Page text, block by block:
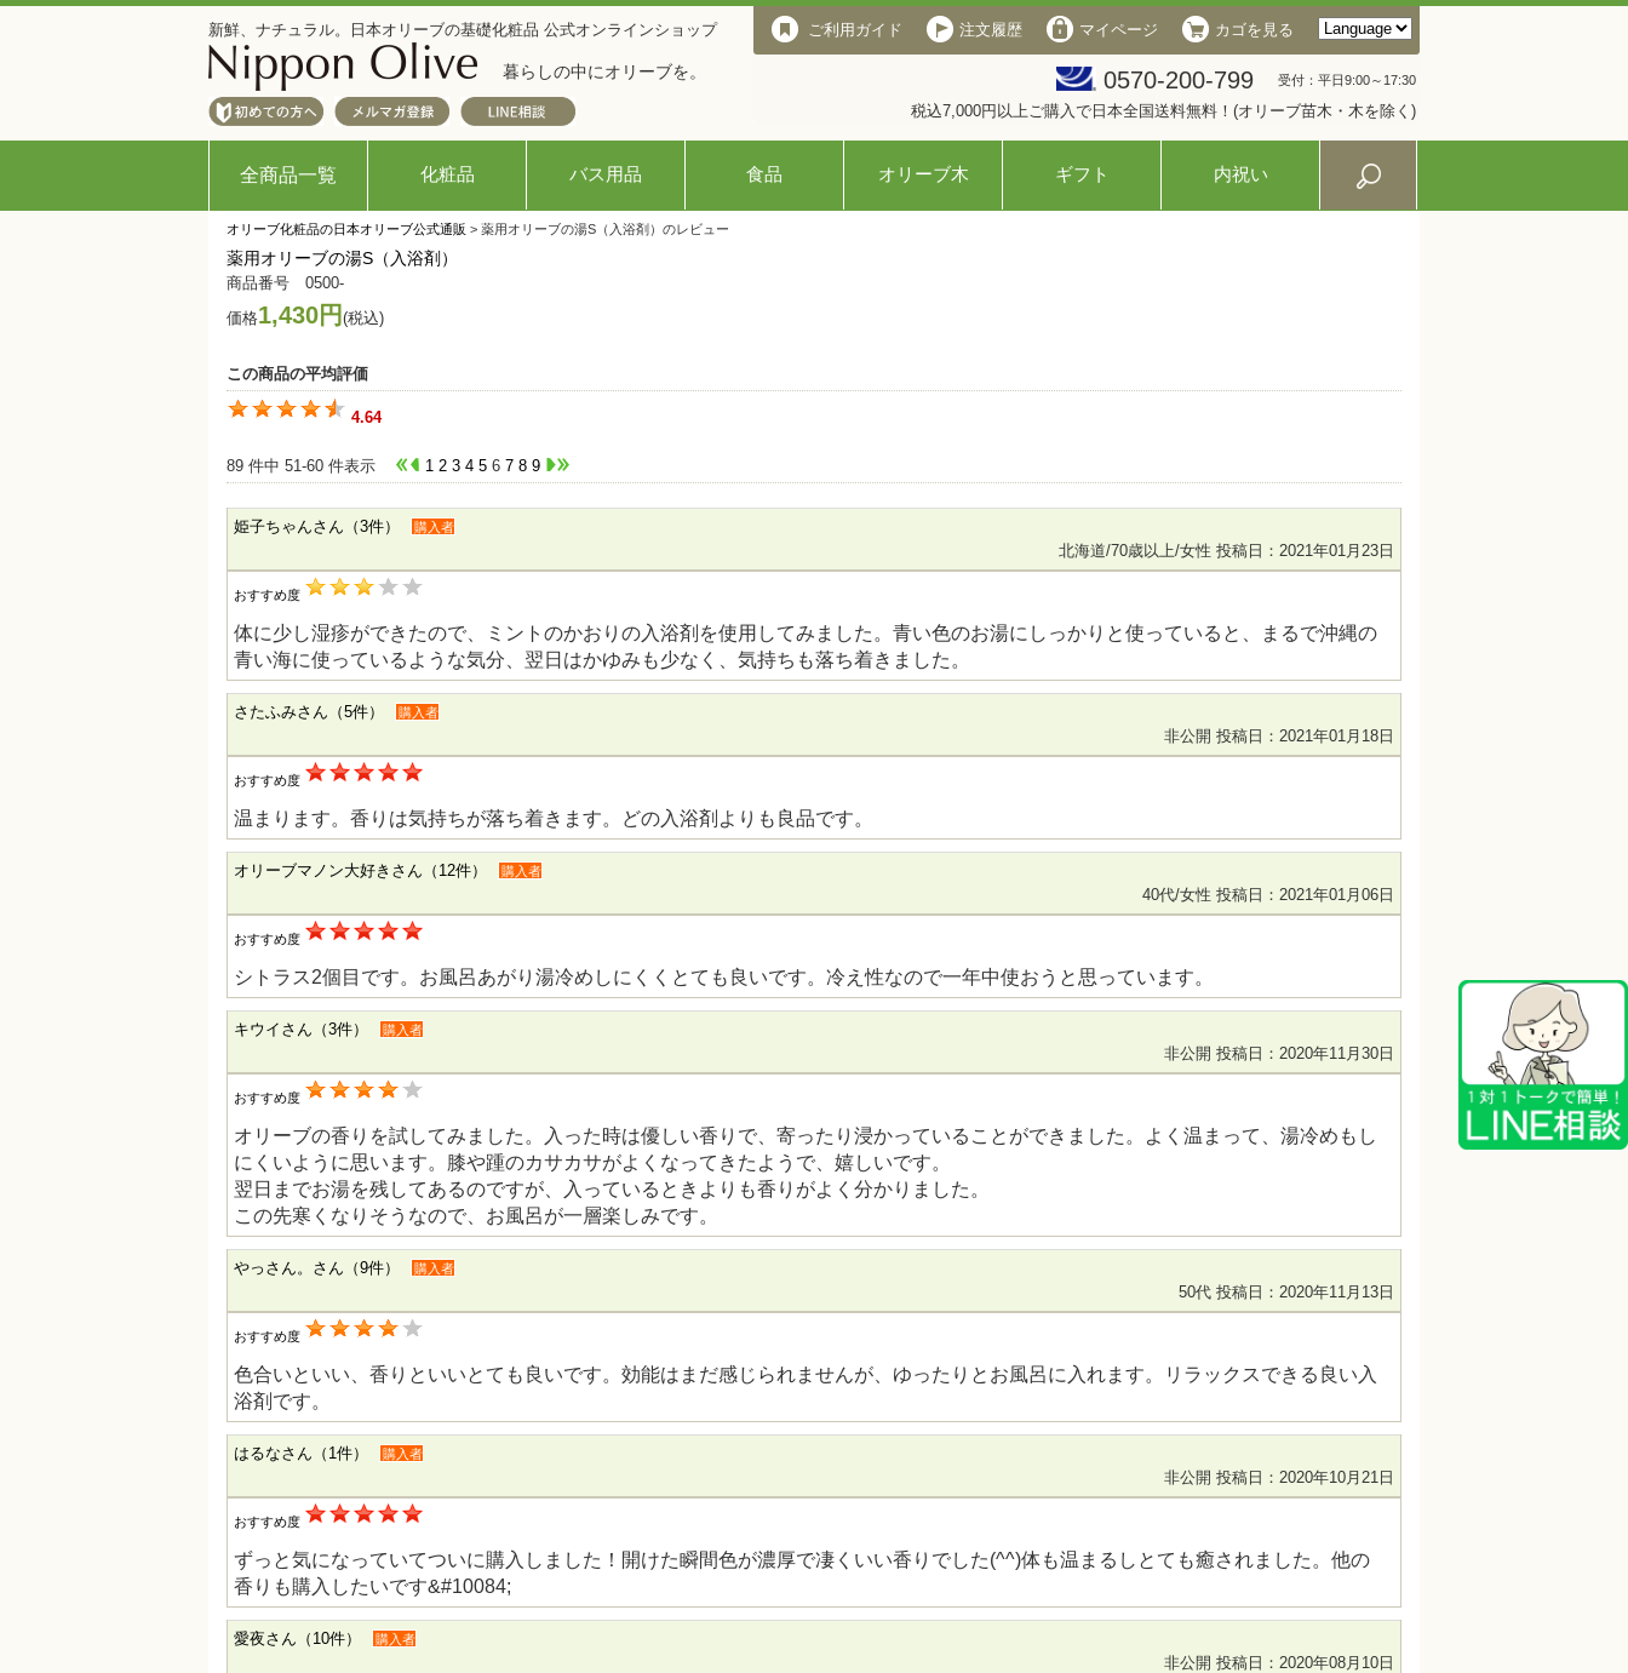
新鮮、ナチュラル。日本オリーブの基礎化粧品 公式オンラインショップ
暮らしの中にオリーブを。
ご利用ガイド 注文履歴 マイページ カゴを見る
0570-200-799 受付：平日9:00～17:30
税込7,000円以上ご購入で日本全国送料無料！(オリーブ苗木・木を除く)
全商品一覧 化粧品 バス用品 食品 オリーブ木 ギフト 内祝い
オリーブ化粧品の日本オリーブ公式通販 > 薬用オリーブの湯S（入浴剤）のレビュー
薬用オリーブの湯S（入浴剤）
商品番号 0500-
価格1,430円 (税込)
この商品の平均評価
4.64
89 件中 51-60 件表示 1 2 3 4 5 6 7 8 9
姫子ちゃんさん（3件） 購入者
北海道/70歳以上/女性 投稿日：2021年01月23日
おすすめ度
体に少し湿疹ができたので、ミントのかおりの入浴剤を使用してみました。青い色のお湯にしっかりと使っていると、まるで沖縄の
青い海に使っているような気分、翌日はかゆみも少なく、気持ちも落ち着きました。
さたふみさん（5件） 購入者
非公開 投稿日：2021年01月18日
おすすめ度
温まります。香りは気持ちが落ち着きます。どの入浴剤よりも良品です。
オリーブマノン大好きさん（12件） 購入者
40代/女性 投稿日：2021年01月06日
おすすめ度
シトラス2個目です。お風呂あがり湯冷めしにくくとても良いです。冷え性なので一年中使おうと思っています。
キウイさん（3件） 購入者
非公開 投稿日：2020年11月30日
おすすめ度
オリーブの香りを試してみました。入った時は優しい香りで、寄ったり浸かっていることができました。よく温まって、湯冷めもし
にくいように思います。膝や踵のカサカサがよくなってきたようで、嬉しいです。
翌日までお湯を残してあるのですが、入っているときよりも香りがよく分かりました。
この先寒くなりそうなので、お風呂が一層楽しみです。
やっさん。さん（9件） 購入者
50代 投稿日：2020年11月13日
おすすめ度
色合いといい、香りといいとても良いです。効能はまだ感じられませんが、ゆったりとお風呂に入れます。リラックスできる良い入
浴剤です。
はるなさん（1件） 購入者
非公開 投稿日：2020年10月21日
おすすめ度
ずっと気になっていてついに購入しました！開けた瞬間色が濃厚で凄くいい香りでした(^^)体も温まるしとても癒されました。他の
香りも購入したいです&#10084;
愛夜さん（10件） 購入者
非公開 投稿日：2020年08月10日